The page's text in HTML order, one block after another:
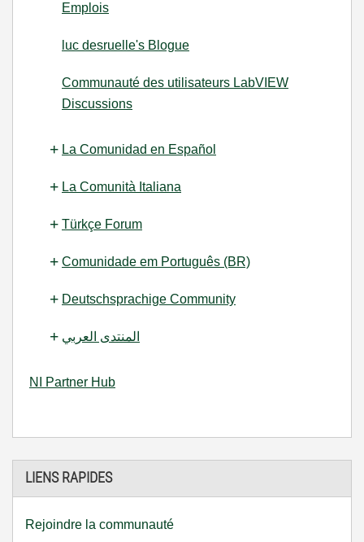
Emplois
luc desruelle's Blogue
Communauté des utilisateurs LabVIEW
Discussions
La Comunidad en Español
La Comunità Italiana
Türkçe Forum
Comunidade em Português (BR)
Deutschsprachige Community
المنتدى العربي
NI Partner Hub
LIENS RAPIDES
Rejoindre la communauté